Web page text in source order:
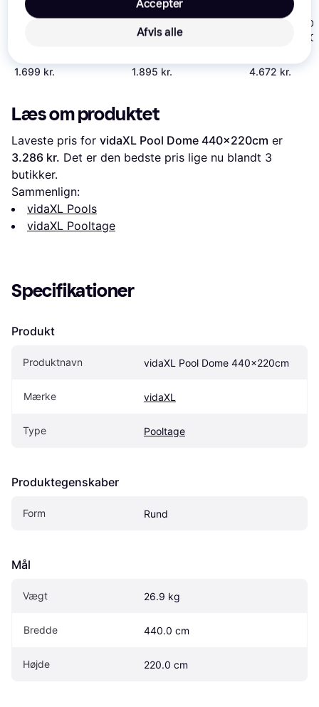
1.699 kr.
1.895 kr.
vidaXL Pool
Oval
4.672 kr.
Læs om produktet
Laveste pris for vidaXL Pool Dome 440x220cm
3.286 kr. Det er den bedste pris lige nu blandt 3
butikker.
Sammenlign:
vidaXL Pools
vidaXL Pooltage
Specifikationer
Produkt
Produktnavn vidaXL Pool Dome 440x220cm
Mærke vidaXL
Type Pooltage
Produktegenskaber
Form Rund
Mål
Vægt 26.9 kg
Bredde 440.0 cm
Højde 220.0 cm
Afvis alle
Accepter